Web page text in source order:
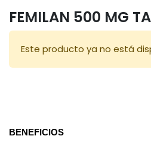
FEMILAN 500 MG
Este producto ya no está
BENEFICIOS